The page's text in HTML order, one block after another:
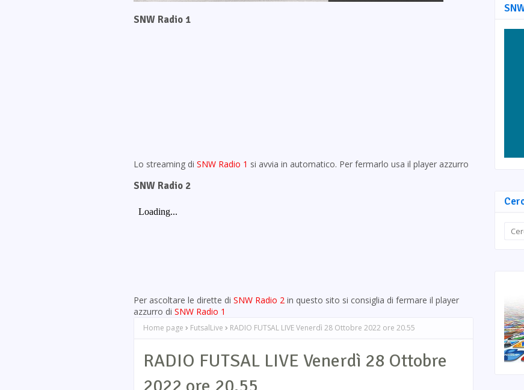
SNW Radio 1
Lo streaming di SNW Radio 1 si avvia in automatico. Per fermarlo usa il player azzurro
SNW Radio 2
Per ascoltare le dirette di SNW Radio 2 in questo sito si consiglia di fermare il player
azzurro di SNW Radio 1
Home page FutsalLive RADIO FUTSAL LIVE Venerdì 28 Ottobre 2022 ore 20.55
RADIO FUTSAL LIVE Venerdì 28 Ottobre